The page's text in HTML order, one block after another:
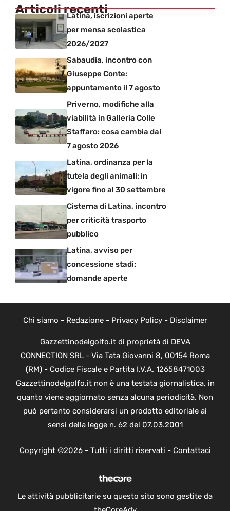
Articoli recentiLatina, iscrizioni aperte
per mensa scolastica
2026/2027
Sabaudia, incontro con
Giuseppe Conte:
appuntamento il 7 agosto
Priverno, modifiche alla
viabilità in Galleria Colle
Staffaro: cosa cambia dal
7 agosto 2026
Latina, ordinanza per la
tutela degli animali: in
vigore fino al 30 settembre
Cisterna di Latina, incontro
per criticità trasporto
pubblico
Latina, avviso per
concessione stadi:
domande aperte
Chi siamo - Redazione- Privacy Policy- Disclaimer
Gazzettinodelgolfo.it di proprietà di DEVA
CONNECTION SRL - Via Tata Giovanni 8, 00154 Roma
(RM) - Codice Fiscale e Partita I.V.A. 12658471003
Gazzettinodelgolfo.it non è una testata giornalistica, in
quanto viene aggiornato senza alcuna periodicità. Non
può pertanto considerarsi un prodotto editoriale ai
sensi della legge n. 62 del 07.03.2001
Copyright ©2026 - Tutti i diritti riservati - Contattaci
Le attività pubblicitarie su questo sito sono gestite da